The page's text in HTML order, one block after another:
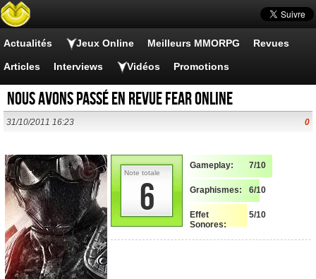
Actualités Jeux Online Meilleurs MMORPG Revues
Articles Interviews Vidéos Promotions
Nous avons passé en revue FEAR Online
31/10/2011 16:23 0
6
Note totale
Gameplay: 7/10
Graphismes: 6/10
Effet
Sonores:
5/10